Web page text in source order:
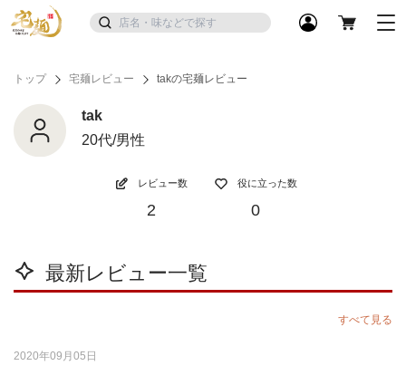
トップ 宅麺レビュー takの宅麺レビュー
tak
20代/男性
レビュー数
2
役に立った数
0
最新レビュー一覧
すべて見る
2020年09月05日